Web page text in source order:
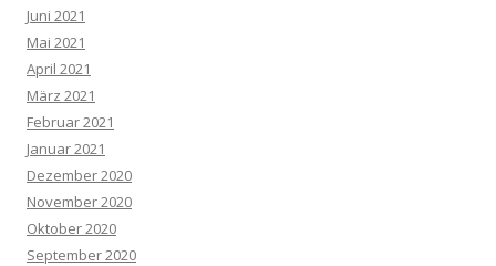
Juni 2021
Mai 2021
April 2021
März 2021
Februar 2021
Januar 2021
Dezember 2020
November 2020
Oktober 2020
September 2020